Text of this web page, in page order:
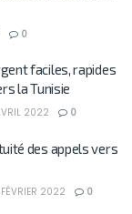
0
faciles, rapides
la Tunisie
2022 0
des appels vers
2022 0